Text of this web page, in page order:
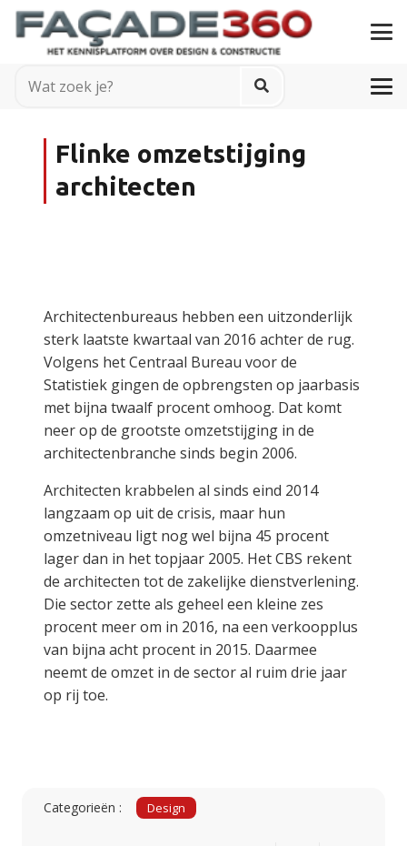
Flinke omzetstijging
architecten
Architectenbureaus hebben een uitzonderlijk
sterk laatste kwartaal van 2016 achter de rug.
Volgens het Centraal Bureau voor de
Statistiek gingen de opbrengsten op jaarbasis
met bijna twaalf procent omhoog. Dat komt
neer op de grootste omzetstijging in de
architectenbranche sinds begin 2006.
Architecten krabbelen al sinds eind 2014
langzaam op uit de crisis, maar hun
omzetniveau ligt nog wel bijna 45 procent
lager dan in het topjaar 2005. Het CBS rekent
de architecten tot de zakelijke dienstverlening.
Die sector zette als geheel een kleine zes
procent meer om in 2016, na een verkoopplus
van bijna acht procent in 2015. Daarmee
neemt de omzet in de sector al ruim drie jaar
op rij toe.
Categorieën : Design